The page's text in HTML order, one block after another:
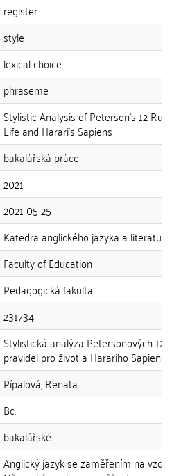
register
style
lexical choice
phraseme
Stylistic Analysis of Peterson's 12
Life and Harari's Sapiens
bakalářská práce
2021
2021-05-25
Katedra anglického jazyka a literatury
Faculty of Education
Pedagogická fakulta
231734
Stylistická analýza Petersonových 12
pravidel pro život a Harariho Sapiens
Pípalová, Renata
Bc.
bakalářské
Anglický jazyk se zaměřením na